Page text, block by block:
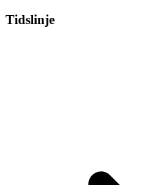
Tidslinje